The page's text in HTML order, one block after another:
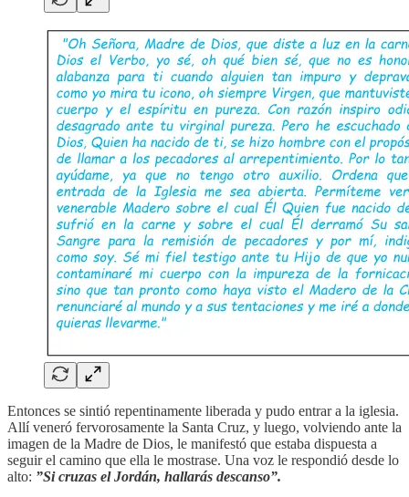
Entonces se sintió repentinamente liberada y pudo entrar a la iglesia.
Allí veneró fervorosamente la Santa Cruz, y luego, volviendo ante la
imagen de la Madre de Dios, le manifestó que estaba dispuesta a
seguir el camino que ella le mostrase. Una voz le respondió desde lo
alto: ”Si cruzas el Jordán, hallarás descanso”.